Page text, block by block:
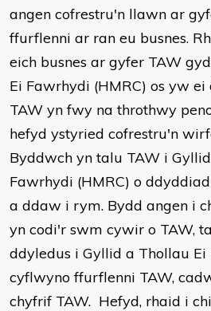
angen cofrestru'n llawn ar
ffurflenni ar ran eu busnes.
eich busnes ar gyfer TAW
Ei Fawrhydi (HMRC) os yw
TAW yn fwy na throthwy
hefyd ystyried cofrestru'n
Byddwch yn talu TAW i
Fawrhydi (HMRC) o
a ddaw i rym. Bydd angen i
yn codi'r swm cywir o TAW,
ddyledus i Gyllid a Thollau Ei
cyflwyno ffurflenni TAW,
chyfrif TAW. Hefyd, rhaid i